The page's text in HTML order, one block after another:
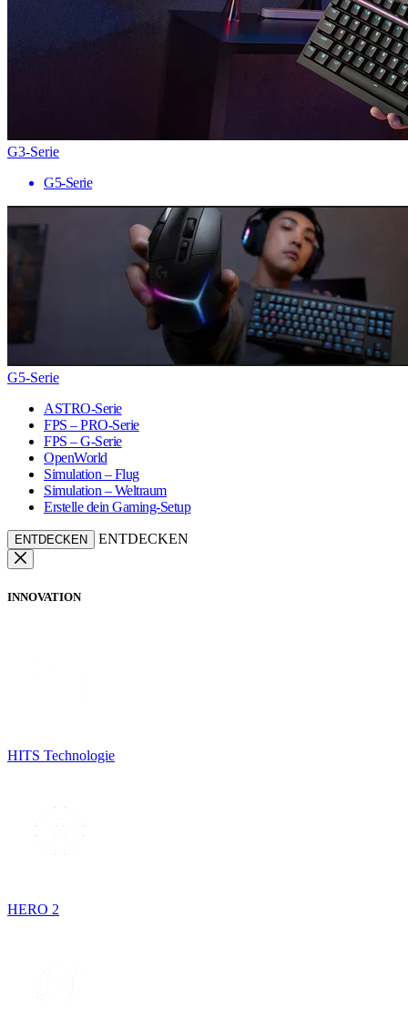
G3-Serie
G5-Serie
G5-Serie
ASTRO-Serie
FPS – PRO-Serie
FPS – G-Serie
OpenWorld
Simulation – Flug
Simulation – Weltraum
Erstelle dein Gaming-Setup
ENTDECKEN ENTDECKEN
INNOVATION
HITS Technologie
HERO 2